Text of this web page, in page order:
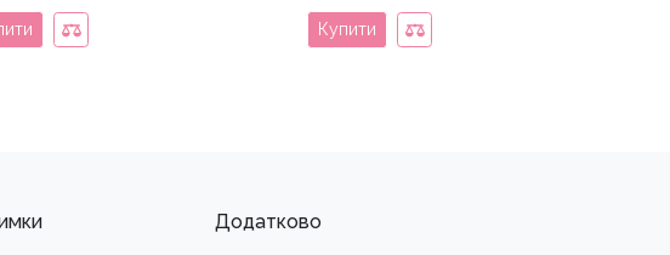
Купити
Додатково